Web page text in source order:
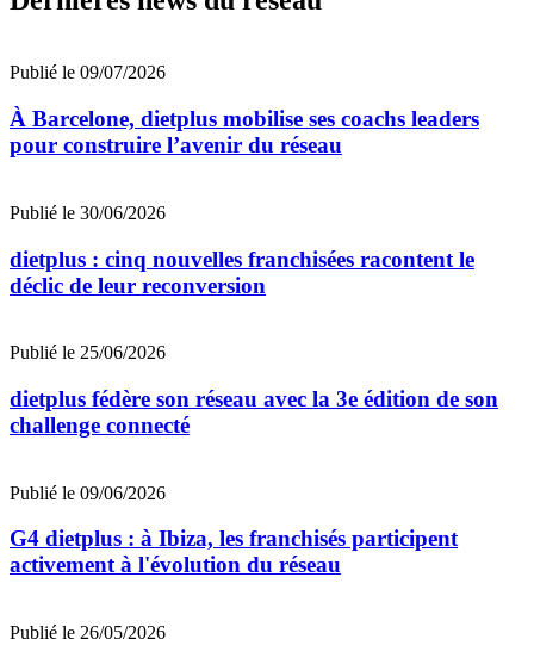
Publié le 09/07/2026
À Barcelone, dietplus mobilise ses coachs leaders
pour construire l’avenir du réseau
Publié le 30/06/2026
dietplus : cinq nouvelles franchisées racontent le
déclic de leur reconversion
Publié le 25/06/2026
dietplus fédère son réseau avec la 3e édition de son
challenge connecté
Publié le 09/06/2026
G4 dietplus : à Ibiza, les franchisés participent
activement à l'évolution du réseau
Publié le 26/05/2026